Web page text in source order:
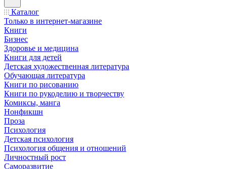
Каталог
Только в интернет-магазине
Книги
Бизнес
Здоровье и медицина
Книги для детей
Детская художественная литература
Обучающая литература
Книги по рисованию
Книги по рукоделию и творчеству
Комиксы, манга
Нонфикшн
Проза
Психология
Детская психология
Психология общения и отношений
Личностный рост
Саморазвитие